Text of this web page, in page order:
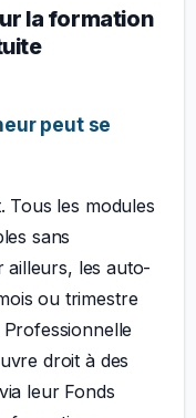
la formation
peut se
Tous les modules
sans
ailleurs, les auto-
ou trimestre
droit à des
leur Fonds